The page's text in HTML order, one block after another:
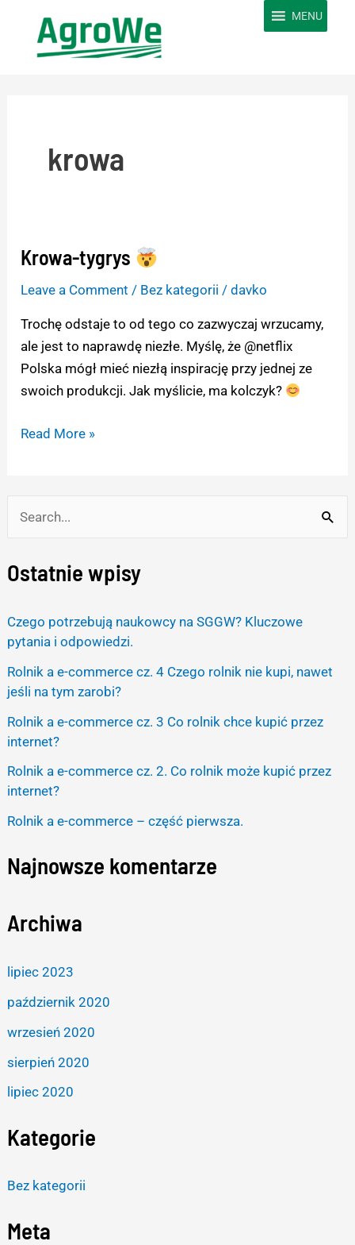
content
MENU
a
c
f
r
:
Ostatnie wpisy
Czego potrzebują naukowcy na SGGW? Kluczowe
pytania i odpowiedzi.
Rolnik a e-commerce cz. 4 Czego rolnik nie kupi, nawet
jeśli na tym zarobi?
Rolnik a e-commerce cz. 3 Co rolnik chce kupić przez
internet?
Rolnik a e-commerce cz. 2. Co rolnik może kupić przez
internet?
Rolnik a e-commerce – część pierwsza.
Najnowsze komentarze
Archiwa
lipiec 2023
październik 2020
wrzesień 2020
sierpień 2020
lipiec 2020
Kategorie
Bez kategorii
Meta
krowa
Krowa-tygrys
Leave a Comment / Bez kategorii /davko
Trochę odstaje to od tego co zazwyczaj wrzucamy,
ale jest to naprawdę niezłe. Myślę, że @netflix
Polska mógł mieć niezłą inspirację przy jednej ze
swoich produkcji. Jak myślicie, ma kolczyk?
Krowa-
Read More »